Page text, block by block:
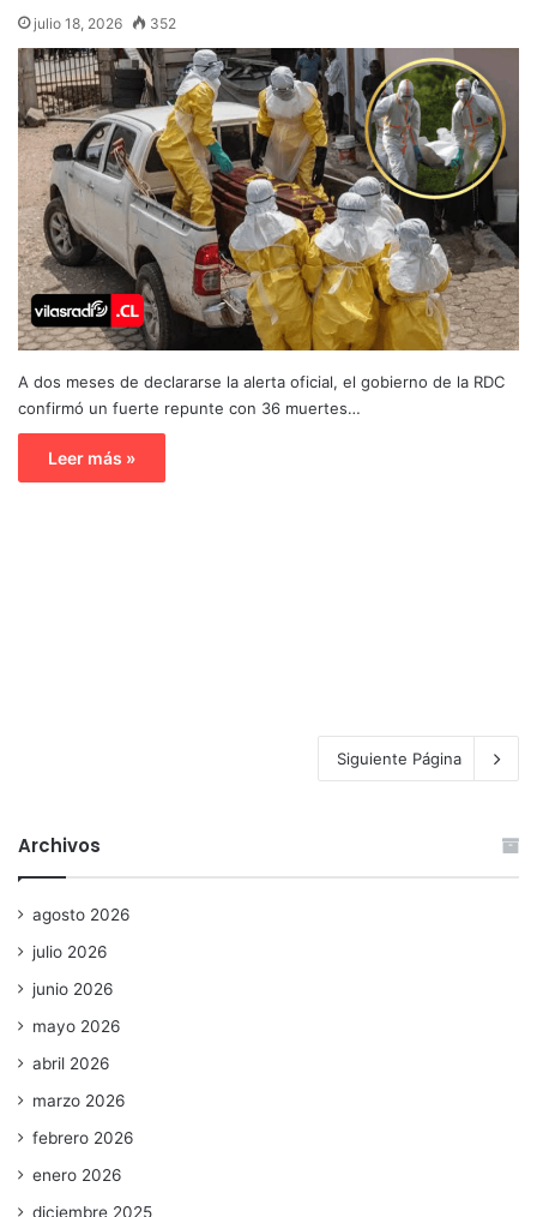
julio 18, 2026 352
A dos meses de declararse la alerta oficial, el gobierno de la RDC
confirmó un fuerte repunte con 36 muertes…
Leer más »
Siguiente Página
Archivos
agosto 2026
julio 2026
junio 2026
mayo 2026
abril 2026
marzo 2026
febrero 2026
enero 2026
diciembre 2025